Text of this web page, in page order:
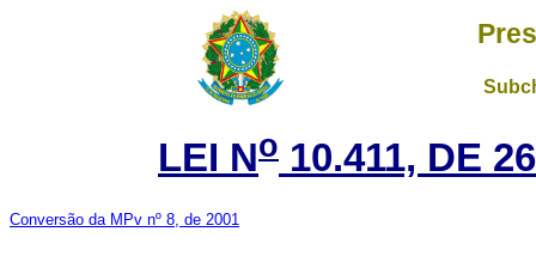
LEI No 10.411, DE
Conversão da MPv nº 8, de 2001